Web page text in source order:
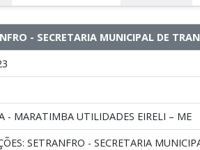
- SECRETARIA MUNICIPAL DE
- MARATIMBA UTILIDADES EIRELI – ME
SETRANFRO - SECRETARIA